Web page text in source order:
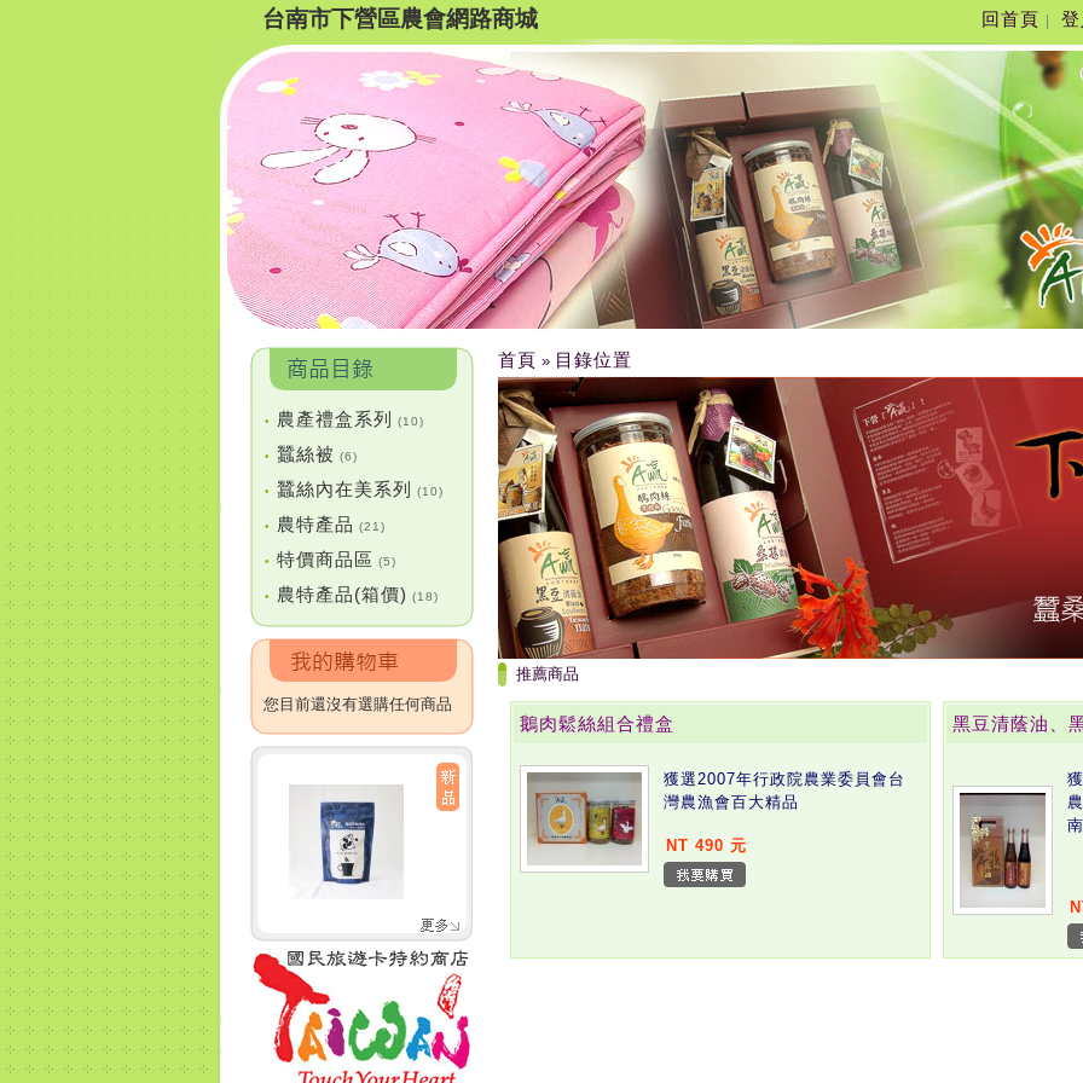
台南市下營區農會網路商城 回首頁
• 農產禮盒系列 (10)
• 蠶絲被 (6)
• 蠶絲內在美系列 (10)
• 農特產品 (21)
• 特價商品區 (5)
• 農特產品(箱價) (18)
您目前還沒有選購任何商品
首頁 » 目錄位置
推薦商品
鵝肉鬆絲組合禮盒
獲選2007年行政院農業委員會台
灣農漁會百大精品
NT 490 元
黑豆清蔭油、